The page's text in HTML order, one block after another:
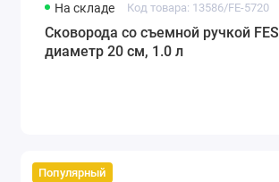
На складе Код товара: 13586/FE-5720
Сковорода со съемной ручкой
диаметр 20 см, 1.0 л
Популярный